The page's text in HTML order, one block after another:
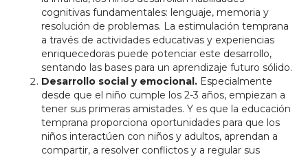
cognitivas fundamentales: lenguaje, memoria y
resolución de problemas. La estimulación temprana
a través de actividades educativas y experiencias
enriquecedoras puede potenciar este desarrollo,
sentando las bases para un aprendizaje futuro sólido.
Desarrollo social y emocional. Especialmente
desde que el niño cumple los 2-3 años, empiezan a
tener sus primeras amistades. Y es que la educación
temprana proporciona oportunidades para que los
niños interactúen con niños y adultos, aprendan a
compartir, a resolver conflictos y a regular sus